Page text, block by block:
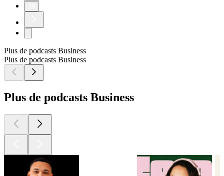
Plus de podcasts Business
Plus de podcasts Business
Plus de podcasts Business